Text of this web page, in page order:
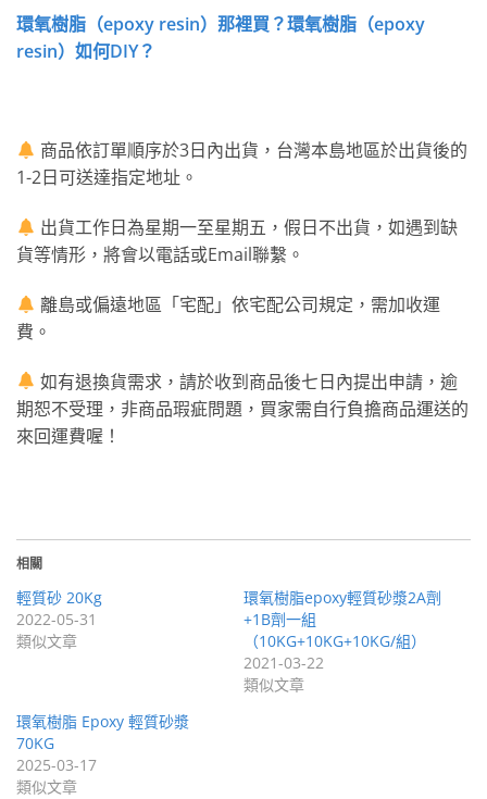
環氧樹脂（epoxy resin）那裡買？環氧樹脂（epoxy
resin）如何DIY？
商品依訂單順序於3日內出貨，台灣本島地區於出貨後的
1-2日可送達指定地址。
出貨工作日為星期一至星期五，假日不出貨，如遇到缺
貨等情形，將會以電話或Email聯繫。
離島或偏遠地區「宅配」依宅配公司規定，需加收運
費。
如有退換貨需求，請於收到商品後七日內提出申請，逾
期恕不受理，非商品瑕疵問題，買家需自行負擔商品運送的
來回運費喔！
相關
輕質砂 20Kg
2022-05-31
類似文章
環氧樹脂epoxy輕質砂漿2A劑
+1B劑一組
（10KG+10KG+10KG/組）
2021-03-22
類似文章
環氧樹脂 Epoxy 輕質砂漿
70KG
2025-03-17
類似文章